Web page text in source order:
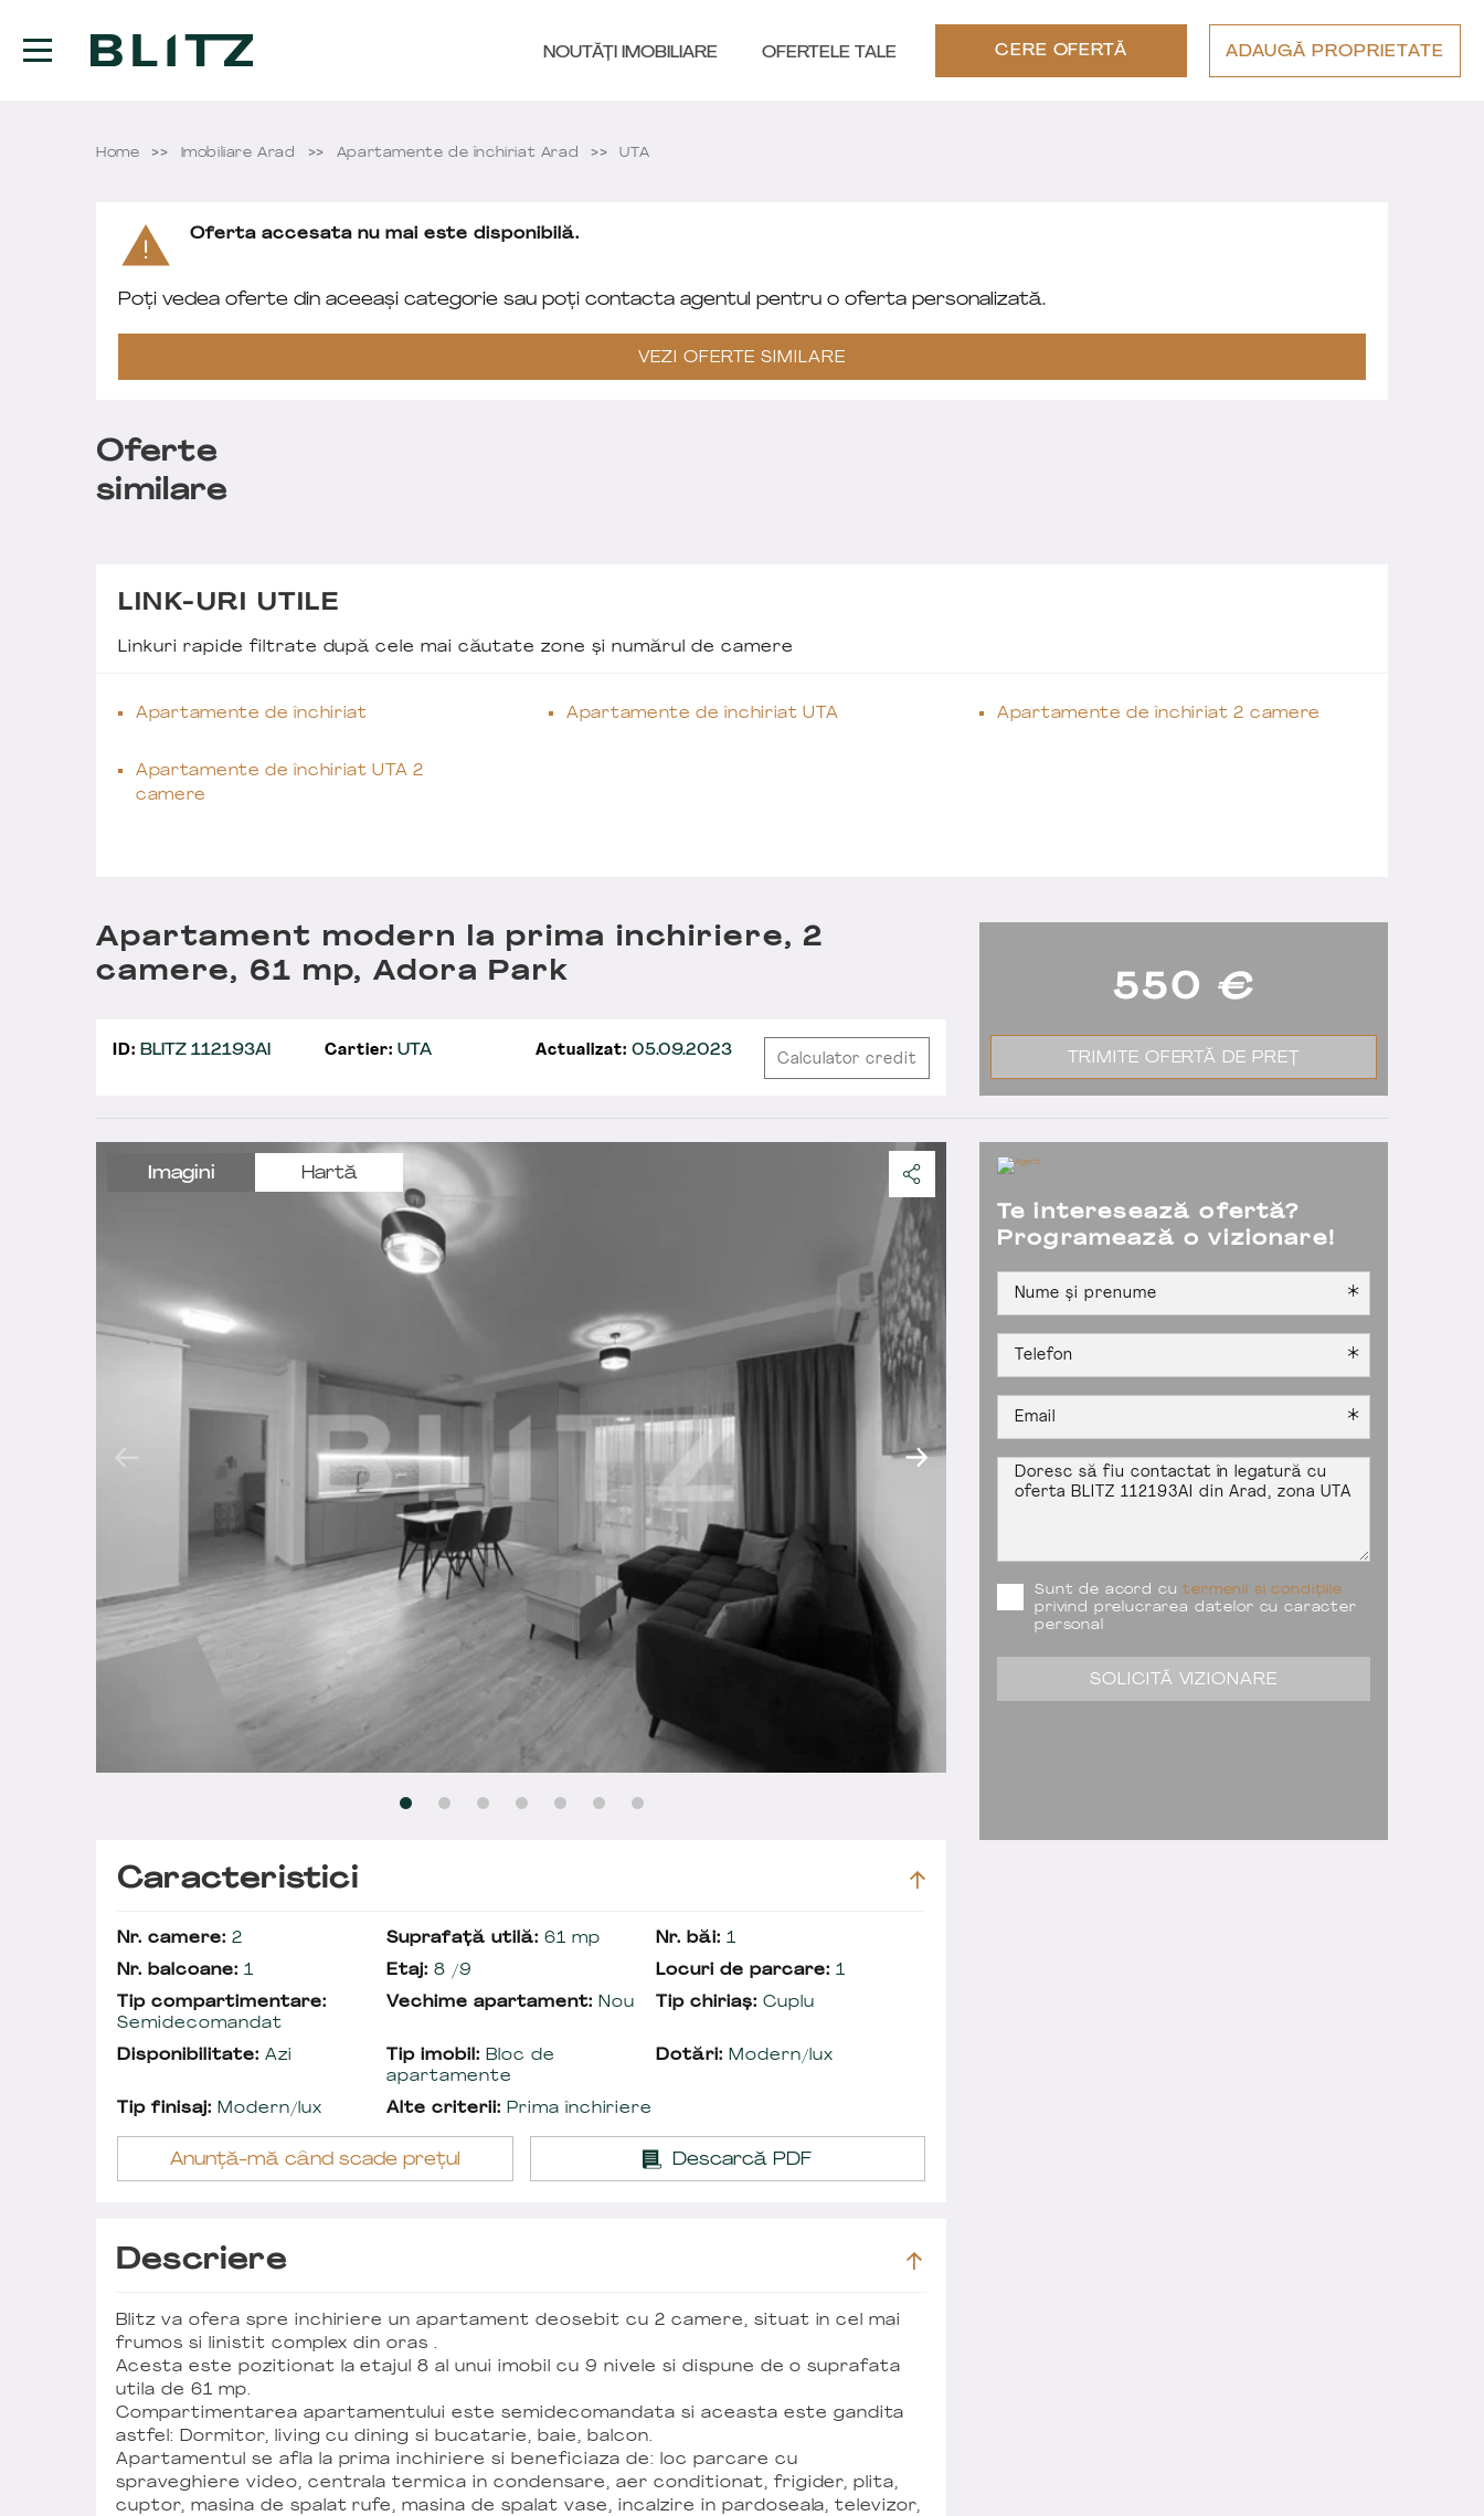
NOUTĂȚI IMOBILIARE OFERTELE TALE CERE OFERTĂ ADAUGĂ PROPRIETATE
Home Imobiliare Arad Apartamente de închiriat Arad UTA
Oferta accesata nu mai este disponibilă.
Poți vedea oferte din aceeași categorie sau poți contacta agentul pentru o oferta personalizată.
VEZI OFERTE SIMILARE
Oferte
similare
LINK-URI UTILE
Linkuri rapide filtrate după cele mai căutate zone și numărul de camere
Apartamente de închiriat Apartamente de închiriat UTA Apartamente de închiriat 2 camere
Apartamente de închiriat UTA 2
camere
Imagini Hartă
Apartament modern la prima inchiriere, 2
camere, 61 mp, Adora Park
ID: BLITZ 112193AI Cartier: UTA Actualizat: 05.09.2023 Calculator credit
Te interesează ofertă?
Programează o vizionare!
Sunt de acord cutermenii si condițiile
privind prelucrarea datelor cu caracter
personal
SOLICITĂ VIZIONARE
550 €
TRIMITE OFERTĂ DE PREȚ
Caracteristici
Nr. camere: 2 Suprafață utilă: 61 mp Nr. băi: 1
Nr. balcoane: 1 Etaj: 8 /9 Locuri de parcare: 1
Tip compartimentare:
Semidecomandat
Vechime apartament: Nou Tip chiriaș: Cuplu
Disponibilitate: Azi Tip imobil: Bloc de
apartamente
Dotări: Modern/lux
Tip finisaj: Modern/lux Alte criterii: Prima închiriere
Anunță-mă când scade prețul Descarcă PDF
Descriere
Blitz va ofera spre inchiriere un apartament deosebit cu 2 camere, situat in cel mai
frumos si linistit complex din oras .
Acesta este pozitionat la etajul 8 al unui imobil cu 9 nivele si dispune de o suprafata
utila de 61 mp.
Compartimentarea apartamentului este semidecomandata si aceasta este gandita
astfel: Dormitor, living cu dining si bucatarie, baie, balcon.
Apartamentul se afla la prima inchiriere si beneficiaza de: loc parcare cu
spraveghiere video, centrala termica in condensare, aer conditionat, frigider, plita,
cuptor, masina de spalat rufe, masina de spalat vase, incalzire in pardoseala, televizor,